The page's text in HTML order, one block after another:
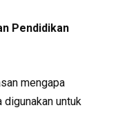
Pendidikan
mengapa
untuk